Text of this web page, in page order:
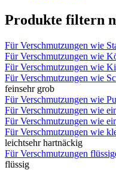
Produkte filtern
Für Verschmutzungen wie
Für Verschmutzungen wie
Für Verschmutzungen wie
Für Verschmutzungen wie
feinsehr grob
Für Verschmutzungen wie
Für Verschmutzungen wie
Für Verschmutzungen wie
Für Verschmutzungen wie
leichtsehr hartnäckig
Für Verschmutzungen
flüssig